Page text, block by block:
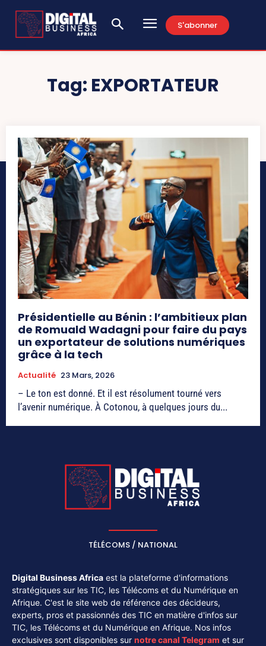
S'abonner
Tag: EXPORTATEUR
Présidentielle au Bénin : l’ambitieux plan
de Romuald Wadagni pour faire du pays
un exportateur de solutions numériques
grâce à la tech
Actualité 23 Mars, 2026
– Le ton est donné. Et il est résolument tourné vers
l’avenir numérique. À Cotonou, à quelques jours du...
TÉLÉCOMS / NATIONAL
Digital Business Africa est la plateforme d'informations
stratégiques sur les TIC, les Télécoms et du Numérique en
Afrique. C'est le site web de référence des décideurs,
experts, pros et passionnés des TIC en matière d'infos sur
TIC, les Télécoms et du Numérique en Afrique. Nos infos
exclusives sont disponibles sur notre canal Telegram et sur